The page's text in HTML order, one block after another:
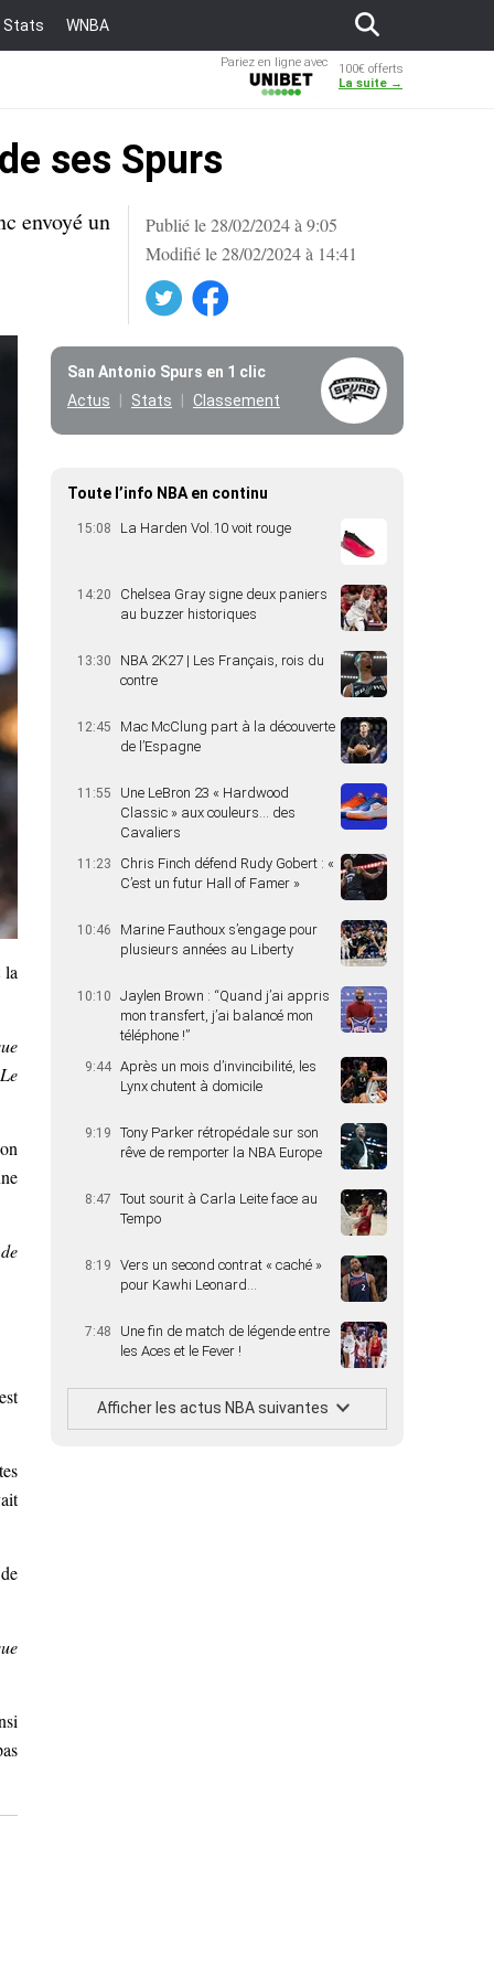
Stats WNBA
Pariez en ligne avec
100€ offerts
La suite →
ses Spurs
Publié le 28/02/2024 à 9:05
Modifié le 28/02/2024 à 14:41
Facebook
envoyé un
la
San Antonio Spurs en 1 clic
Actus
Stats Classement
Toute l’info NBA en continu
15:08 La Harden Vol.10 voit rouge
14:20
Chelsea Gray signe deux paniers
au buzzer historiques
13:30
NBA 2K27 | Les Français, rois du
contre
12:45
Mac McClung part à la découverte
de l’Espagne
11:55
Une LeBron 23 « Hardwood
Classic » aux couleurs… des
Cavaliers
11:23
Chris Finch défend Rudy Gobert : «
C’est un futur Hall of Famer »
10:46
Marine Fauthoux s’engage pour
plusieurs années au Liberty
10:10
Jaylen Brown : “Quand j’ai appris
mon transfert, j’ai balancé mon
téléphone !”
9:44 Après un mois d’invincibilité, les
Lynx chutent à domicile
9:19
Tony Parker rétropédale sur son
rêve de remporter la NBA Europe
8:47
Tout sourit à Carla Leite face au
Tempo
8:19
Vers un second contrat « caché »
pour Kawhi Leonard…
7:48
Une fin de match de légende entre
les Aces et le Fever !
Afficher les actus NBA suivantes